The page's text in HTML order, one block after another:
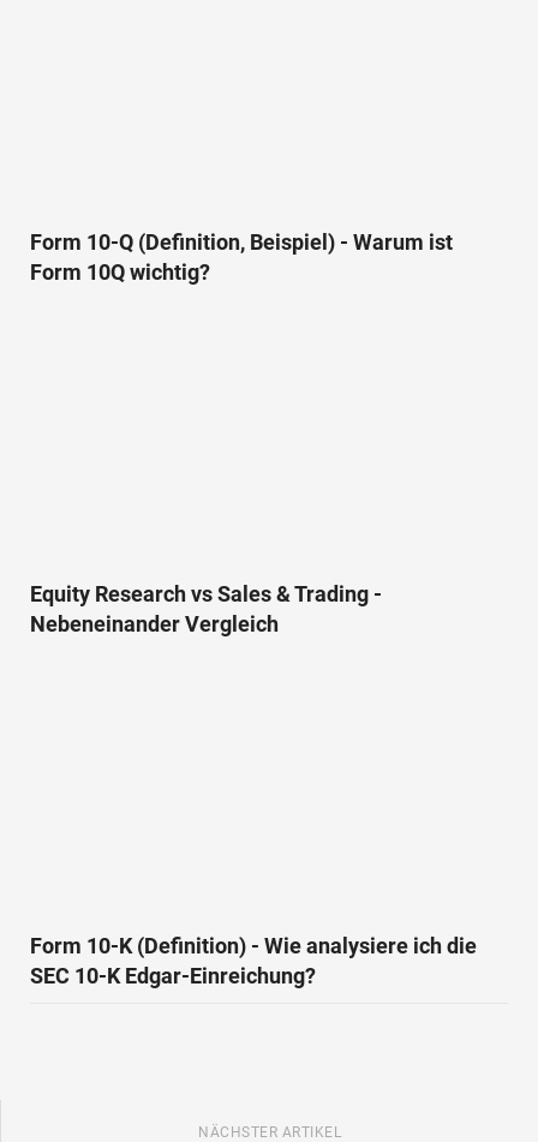
Form 10-Q (Definition, Beispiel) - Warum ist
Form 10Q wichtig?
Equity Research vs Sales & Trading -
Nebeneinander Vergleich
Form 10-K (Definition) - Wie analysiere ich die
SEC 10-K Edgar-Einreichung?
NÄCHSTER ARTIKEL